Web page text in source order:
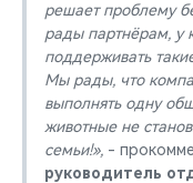
решает проблему
рады партнёрам, у
поддерживать
Мы рады, что
выполнять одну
животные не
семьи!», -
руководитель